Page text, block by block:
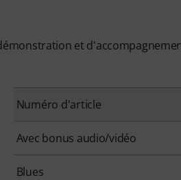
et
Numéro d'article
Avec bonus audio/vidéo
Blues